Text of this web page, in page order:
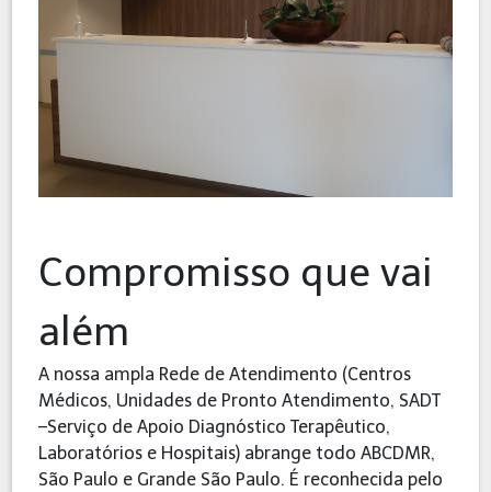
Compromisso que vai
além
A nossa ampla Rede de Atendimento (Centros
Médicos, Unidades de Pronto Atendimento, SADT
–Serviço de Apoio Diagnóstico Terapêutico,
Laboratórios e Hospitais) abrange todo ABCDMR,
São Paulo e Grande São Paulo. É reconhecida pelo